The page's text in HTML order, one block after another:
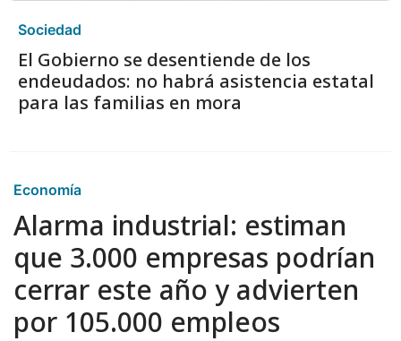
Sociedad
El Gobierno se desentiende de los
endeudados: no habrá asistencia estatal
para las familias en mora
Economía
Alarma industrial: estiman
que 3.000 empresas podrían
cerrar este año y advierten
por 105.000 empleos